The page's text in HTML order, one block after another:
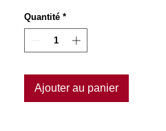
Quantité *
Ajouter au panier